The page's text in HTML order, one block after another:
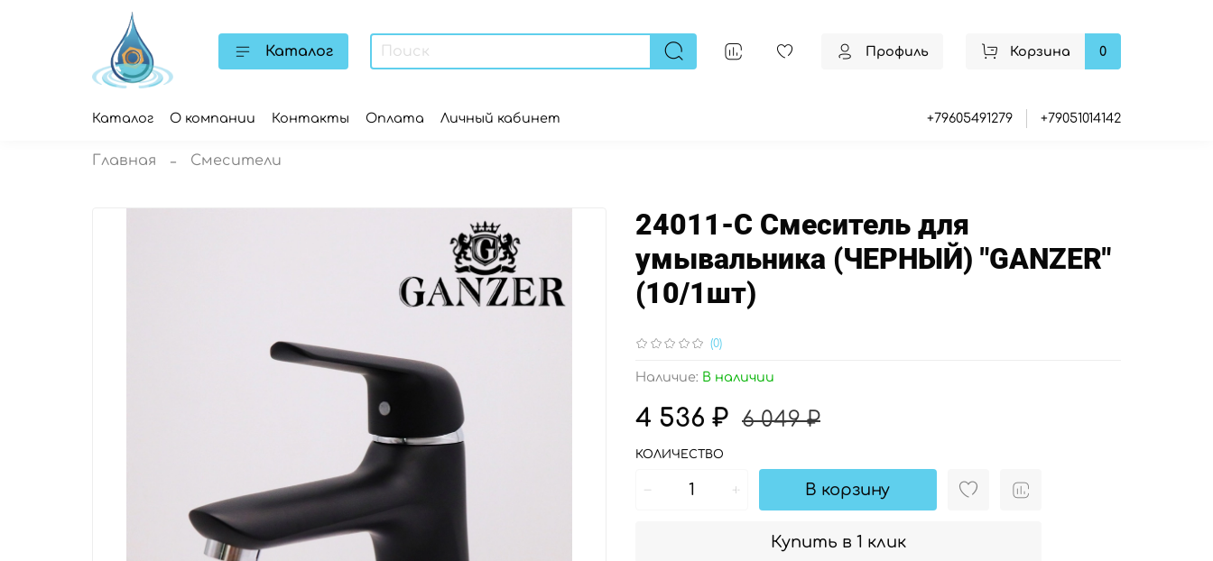
Каталог Профиль Корзина 0
Каталог О компании Контакты Оплата Личный кабинет +79605491279 +79051014142
Главная Смесители
(0)
Наличие: В наличии
24011-C Смеситель для
умывальника (ЧЕРНЫЙ) "GANZER"
(10/1шт)
4 536 ₽ 6 049 ₽
КОЛИЧЕСТВО
В корзину
Купить в 1 клик